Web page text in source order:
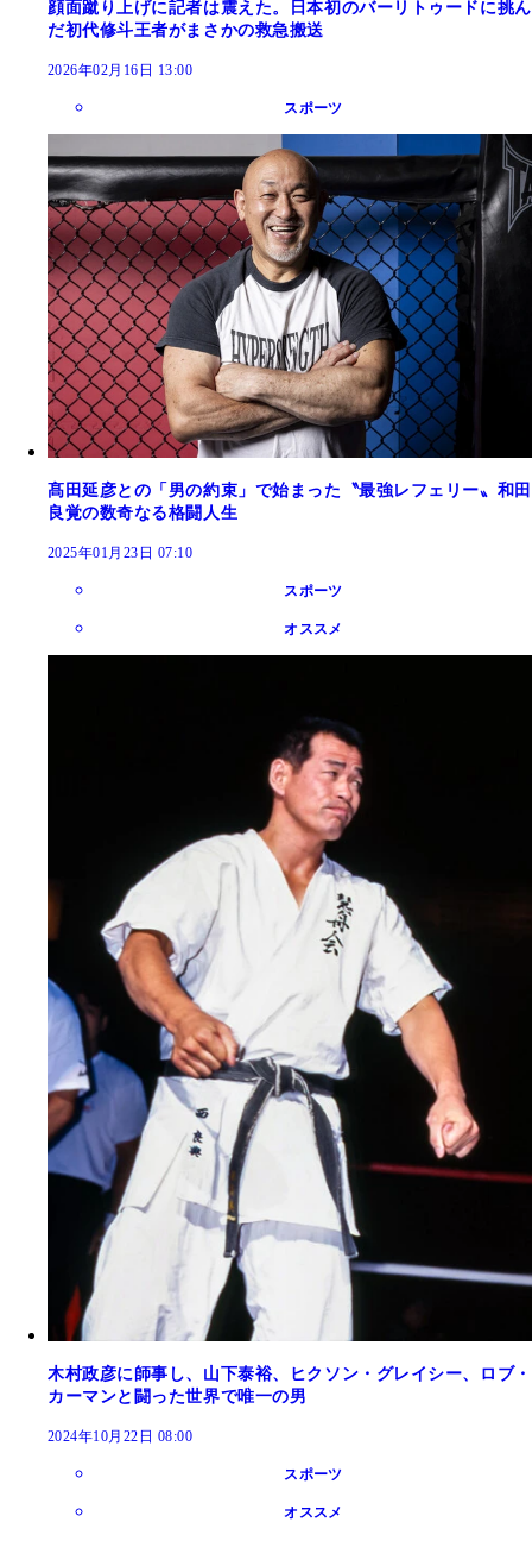
顔面蹴り上げに記者は震えた。日本初のバーリトゥードに挑ん
だ初代修斗王者がまさかの救急搬送
2026年02月16日 13:00
スポーツ
髙田延彦との「男の約束」で始まった〝最強レフェリー〟和田
良覚の数奇なる格闘人生
2025年01月23日 07:10
スポーツ
オススメ
木村政彦に師事し、山下泰裕、ヒクソン・グレイシー、ロブ・
カーマンと闘った世界で唯一の男
2024年10月22日 08:00
スポーツ
オススメ